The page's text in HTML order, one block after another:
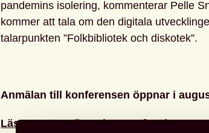
pandemins isolering, kommenterar Pelle
kommer att tala om den digitala
talarpunkten ”Folkbibliotek och diskotek”.
Anmälan till konferensen öppnar i
Läs mer om Mötesplats Profession –